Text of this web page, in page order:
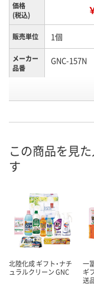
価格
(税込)
販売単位 1個
メーカー
品番
GNC-157N
この商品を見
す
北陸化成 ギフト・ナチ
ュラルクリーン GNC
一
ギ
送